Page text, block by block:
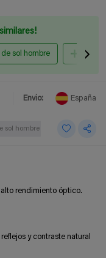
de sol hombre
Envio: España
sol hombre
rendimiento óptico.
y contraste natural